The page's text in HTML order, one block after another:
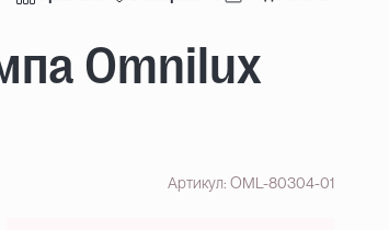
Omnilux
Артикул: OML-80304-01